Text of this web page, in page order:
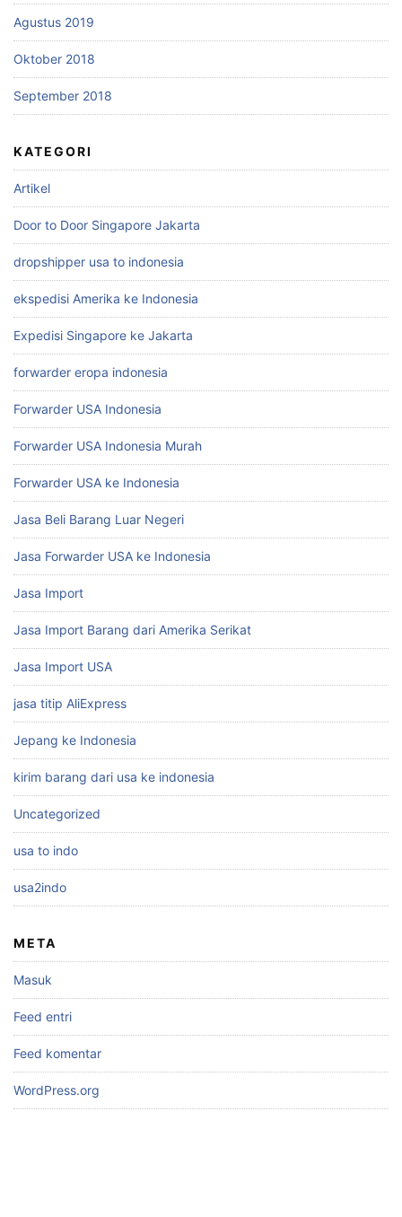
Agustus 2019
Oktober 2018
September 2018
KATEGORI
Artikel
Door to Door Singapore Jakarta
dropshipper usa to indonesia
ekspedisi Amerika ke Indonesia
Expedisi Singapore ke Jakarta
forwarder eropa indonesia
Forwarder USA Indonesia
Forwarder USA Indonesia Murah
Forwarder USA ke Indonesia
Jasa Beli Barang Luar Negeri
Jasa Forwarder USA ke Indonesia
Jasa Import
Jasa Import Barang dari Amerika Serikat
Jasa Import USA
jasa titip AliExpress
Jepang ke Indonesia
kirim barang dari usa ke indonesia
Uncategorized
usa to indo
usa2indo
META
Masuk
Feed entri
Feed komentar
WordPress.org